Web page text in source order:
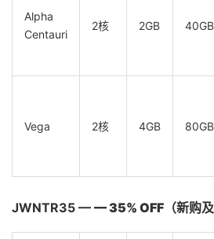
Alpha
Centauri
2核 2GB 40GB
Vega 2核 4GB 80GB
JWNTR35 — — 35% OFF（新购及